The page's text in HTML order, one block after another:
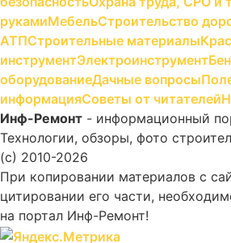
рукамиМебельСтроительство
АТПСтроительные материалы
инструментЭлектроинструмент
оборудованиеДачные вопросы
информацияСоветы от читателей
Инф-Ремонт - информационный
Технологии, обзоры, фото
(c) 2010-2026
При копировании материалов с
цитировании его части,
на портал Инф-Ремонт!